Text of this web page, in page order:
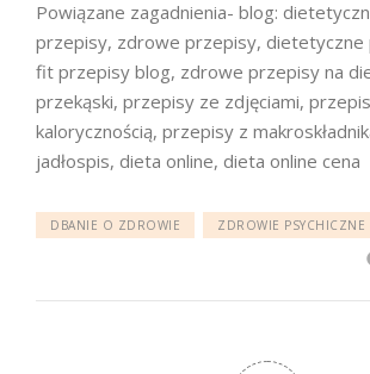
Powiązane zagadnienia- blog:
przepisy, zdrowe przepisy, dietetyczne
fit przepisy blog, zdrowe przepisy na
przekąski, przepisy ze zdjęciami,
kalorycznością, przepisy z
jadłospis, dieta online, dieta online cena
DBANIE O ZDROWIE ZDROWIE PSYCHICZNE